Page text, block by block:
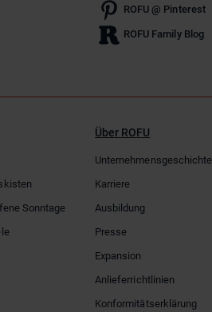
ROFU @ Pinterest
ROFU Family Blog
Sonntage
Über ROFU
Unternehmensgeschichte
Karriere
Ausbildung
Presse
Expansion
Anlieferrichtlinien
Konformitätserklärung